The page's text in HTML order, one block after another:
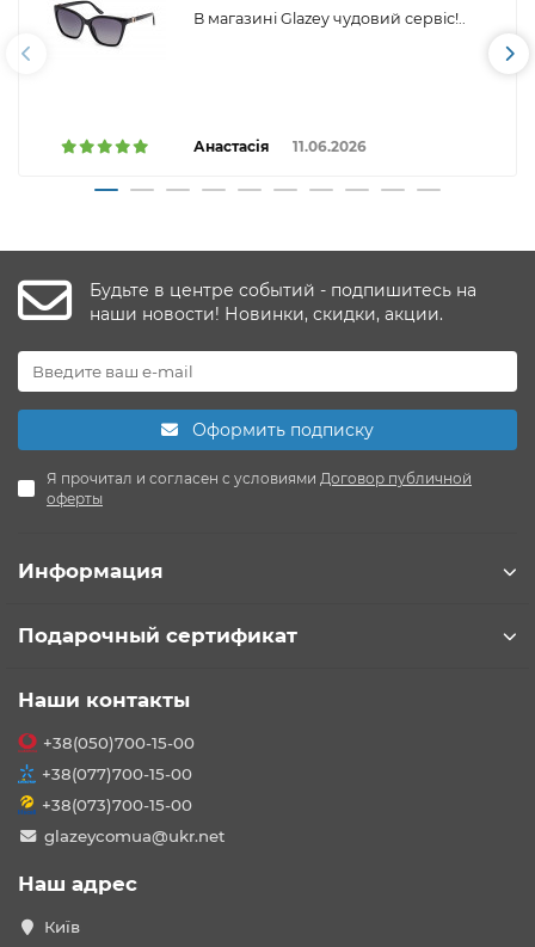
В магазині Glazey чудовий сервіс!..
Анастасія 11.06.2026
Будьте в центре событий - подпишитесь на
наши новости! Новинки, скидки, акции.
Оформить подписку
Я прочитал и согласен с условиями Договор публичной
оферты
Информация
Подарочный сертификат
Наши контакты
+38(050)700-15-00
+38(077)700-15-00
+38(073)700-15-00
glazeycomua@ukr.net
Наш адрес
Київ